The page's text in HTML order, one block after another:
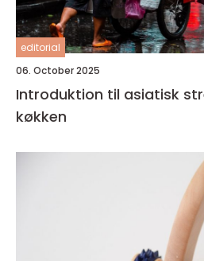
editorial
06. October 2025
Introduktion til asiatisk
køkken